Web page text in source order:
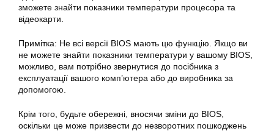
зможете знайти показники температури процесора та
відеокарти.
Примітка: Не всі версії BIOS мають цю функцію. Якщо ви
не можете знайти показники температури у вашому BIOS,
можливо, вам потрібно звернутися до посібника з
експлуатації вашого комп’ютера або до виробника за
допомогою.
Крім того, будьте обережні, вносячи зміни до BIOS,
оскільки це може призвести до незворотних пошкоджень